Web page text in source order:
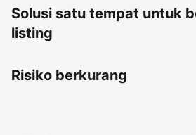
Solusi satu tempat untuk
listing
Risiko berkurang